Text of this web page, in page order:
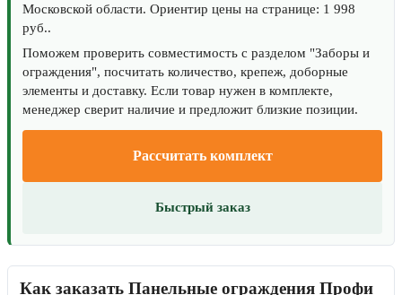
Московской области. Ориентир цены на странице: 1 998
руб..
Поможем проверить совместимость с разделом "Заборы и
ограждения", посчитать количество, крепеж, доборные
элементы и доставку. Если товар нужен в комплекте,
менеджер сверит наличие и предложит близкие позиции.
Рассчитать комплект
Быстрый заказ
Как заказать Панельные ограждения Профи